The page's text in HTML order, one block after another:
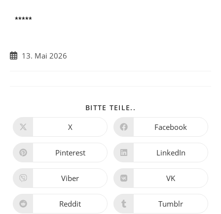
*****
13. Mai 2026
BITTE TEILE..
X Facebook
Pinterest LinkedIn
Viber VK
Reddit Tumblr